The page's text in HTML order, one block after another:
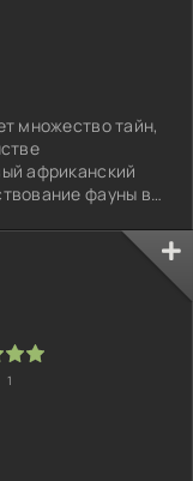
множество тайн,
африканский
фауны в
1